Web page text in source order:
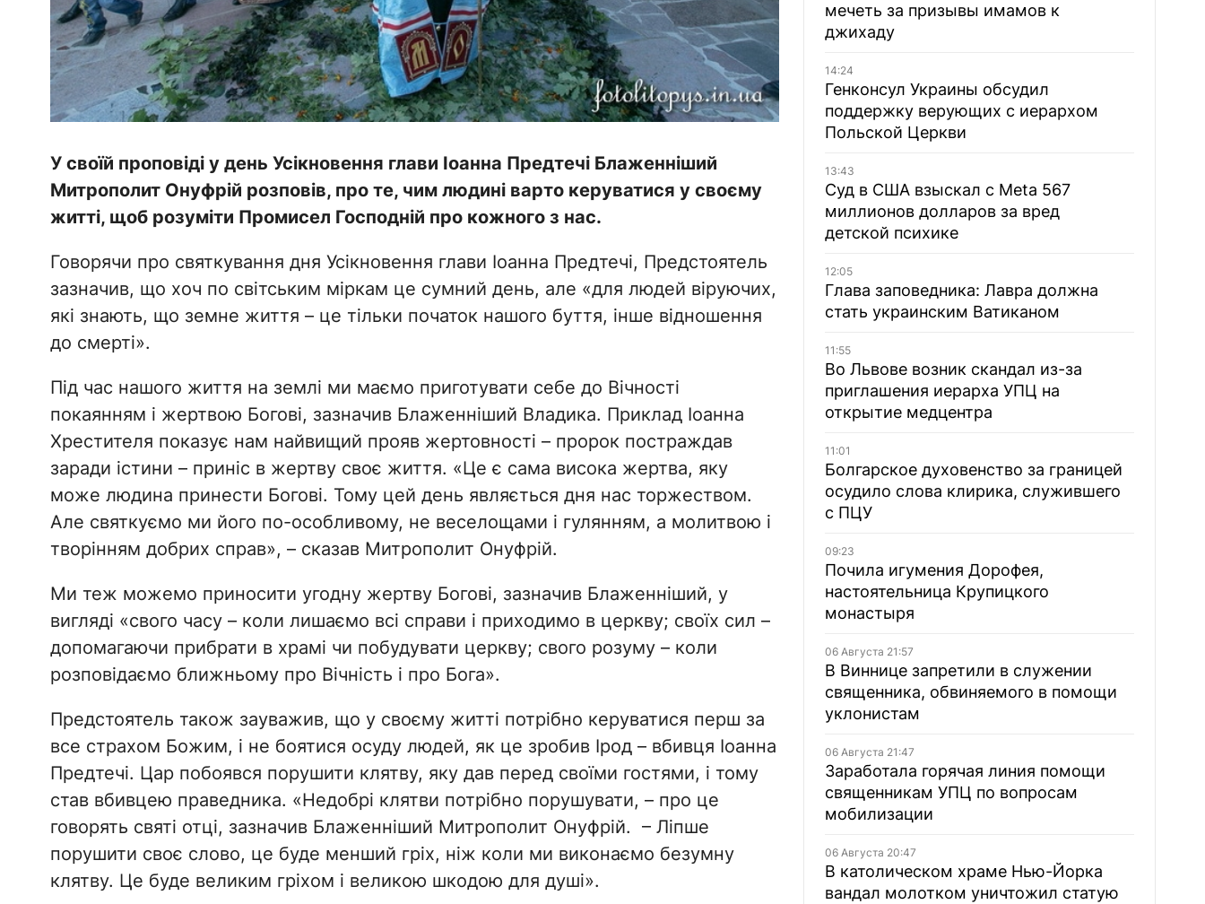
У своїй проповіді у день Усікновення глави Іоанна Предтечі Блаженніший
Митрополит Онуфрій розповів, про те, чим людині варто керуватися у своєму
житті, щоб розуміти Промисел Господній про кожного з нас.
Говорячи про святкування дня Усікновення глави Іоанна Предтечі, Предстоятель
зазначив, що хоч по світським міркам це сумний день, але «для людей віруючих,
які знають, що земне життя – це тільки початок нашого буття, інше відношення
до смерті».
Під час нашого життя на землі ми маємо приготувати себе до Вічності
покаянням і жертвою Богові, зазначив Блаженніший Владика. Приклад Іоанна
Хрестителя показує нам найвищий прояв жертовності – пророк постраждав
заради істини – приніс в жертву своє життя. «Це є сама висока жертва, яку
може людина принести Богові. Тому цей день являється дня нас торжеством.
Але святкуємо ми його по-особливому, не веселощами і гулянням, а молитвою і
творінням добрих справ», – сказав Митрополит Онуфрій.
Ми теж можемо приносити угодну жертву Богові, зазначив Блаженніший, у
вигляді «свого часу – коли лишаємо всі справи і приходимо в церкву; своїх сил –
допомагаючи прибрати в храмі чи побудувати церкву; свого розуму – коли
розповідаємо ближньому про Вічність і про Бога».
Предстоятель також зауважив, що у своєму житті потрібно керуватися перш за
все страхом Божим, і не боятися осуду людей, як це зробив Ірод – вбивця Іоанна
Предтечі. Цар побоявся порушити клятву, яку дав перед своїми гостями, і тому
став вбивцею праведника. «Недобрі клятви потрібно порушувати, – про це
говорять святі отці, зазначив Блаженніший Митрополит Онуфрій. – Ліпше
порушити своє слово, це буде менший гріх, ніж коли ми виконаємо безумну
клятву. Це буде великим гріхом і великою шкодою для душі».
мечеть за призывы имамов к
джихаду
14:24
Генконсул Украины обсудил
поддержку верующих с иерархом
Польской Церкви
13:43
Суд в США взыскал с Meta 567
миллионов долларов за вред
детской психике
12:05
Глава заповедника: Лавра должна
стать украинским Ватиканом
11:55
Во Львове возник скандал из-за
приглашения иерарха УПЦ на
открытие медцентра
11:01
Болгарское духовенство за границей
осудило слова клирика, служившего
с ПЦУ
09:23
Почила игумения Дорофея,
настоятельница Крупицкого
монастыря
06 Августа 21:57
В Виннице запретили в служении
священника, обвиняемого в помощи
уклонистам
06 Августа 21:47
Заработала горячая линия помощи
священникам УПЦ по вопросам
мобилизации
06 Августа 20:47
В католическом храме Нью-Йорка
вандал молотком уничтожил статую